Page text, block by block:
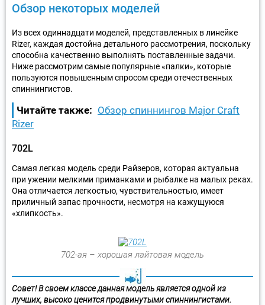
Обзор некоторых моделей
Из всех одиннадцати моделей, представленных в линейке
Rizer, каждая достойна детального рассмотрения, поскольку
способна качественно выполнять поставленные задачи.
Ниже рассмотрим самые популярные «палки», которые
пользуются повышенным спросом среди отечественных
спиннингистов.
Читайте также: Обзор спиннингов Major Craft
Rizer
702L
Самая легкая модель среди Райзеров, которая актуальна
при ужении мелкими приманками и рыбалке на малых реках.
Она отличается легкостью, чувствительностью, имеет
приличный запас прочности, несмотря на кажущуюся
«хлипкость».
702-ая – хорошая лайтовая модель
Совет! В своем классе данная модель является одной из
лучших, высоко ценится продвинутыми спиннингистами.